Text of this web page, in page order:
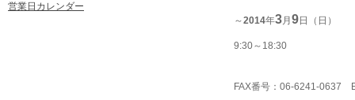
営業日カレンダー
～2014年3月 9日（日）
9:30～18:30
FAX番号：06-6241-0637